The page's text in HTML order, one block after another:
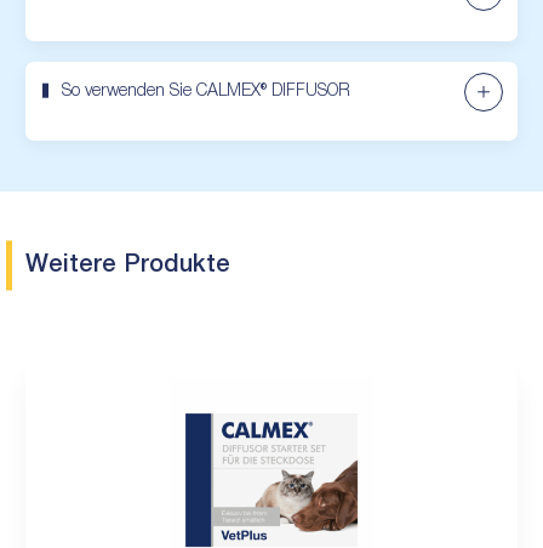
So verwenden Sie CALMEX® DIFFUSOR
Weitere Produkte